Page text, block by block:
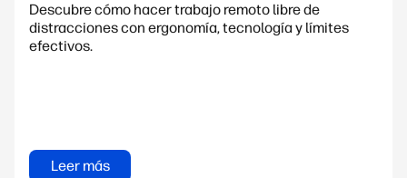
Descubre cómo hacer trabajo remoto libre de
distracciones con ergonomía, tecnología y límites
efectivos.
Leer más